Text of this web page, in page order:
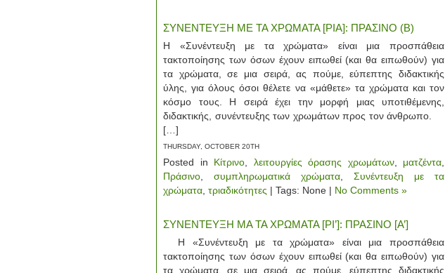
ΣΥΝΕΝΤΕΥΞΗ ΜΕ ΤΑ ΧΡΩΜΑΤΑ [ΡΙΑ]: ΠΡΑΣΙΝΟ (Β)
Η «Συνέντευξη με τα χρώματα» είναι μια προσπάθεια
τακτοποίησης των όσων έχουν ειπωθεί (και θα ειπωθούν) για
τα χρώματα, σε μια σειρά, ας πούμε, εύπεπτης διδακτικής
ύλης, για όλους όσοι θέλετε να «μάθετε» τα χρώματα και τον
κόσμο τους. Η σειρά έχει την μορφή μιας υποτιθέμενης,
διδακτικής, συνέντευξης των χρωμάτων προς τον άνθρωπο.
[…]
THURSDAY, OCTOBER 20TH
Posted in Κίτρινο λειτουργίες όρασης χρωμάτων, ματζέντα
Πράσινο
συμπληρωματικά χρώματα
Συνέντευξη με τα
χρώματα τριαδικότητες | Tags: None | No Comments »
ΣΥΝΕΝΤΕΥΞΗ ΜΑ ΤΑ ΧΡΩΜΑΤΑ [ΡΙ’]: ΠΡΑΣΙΝΟ [Α’]
Η «Συνέντευξη με τα χρώματα» είναι μια προσπάθεια
τακτοποίησης των όσων έχουν ειπωθεί (και θα ειπωθούν) για
τα χρώματα, σε μια σειρά, ας πούμε, εύπεπτης διδακτικής